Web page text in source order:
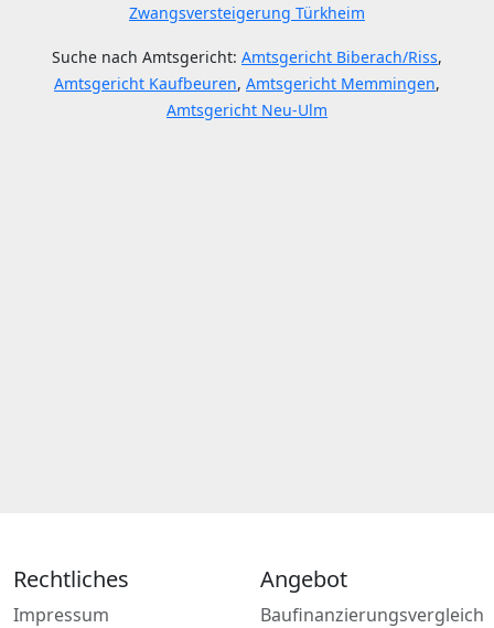
Zwangsversteigerung Türkheim
Suche nach Amtsgericht: Amtsgericht Biberach/Riss,
Amtsgericht Kaufbeuren, Amtsgericht Memmingen,
Amtsgericht Neu-Ulm
Rechtliches
Impressum
Angebot
Baufinanzierungsvergleich